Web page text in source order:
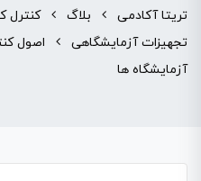
تریتا آکادمی بلاگ
کنترل
تجهیزات آزمایشگاهی
اصول
آزمایشگاه ها